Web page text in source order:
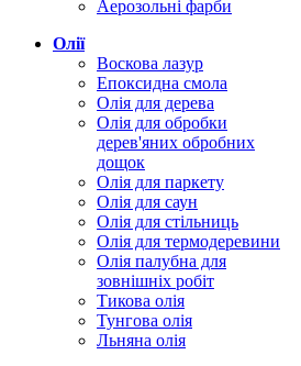
Аерозольні фарби
Олії
Воскова лазур
Епоксидна смола
Олія для дерева
Олія для обробки
дерев'яних обробних
дощок
Олія для паркету
Олія для саун
Олія для стільниць
Олія для термодеревини
Олія палубна для
зовнішніх робіт
Тикова олія
Тунгова олія
Льняна олія